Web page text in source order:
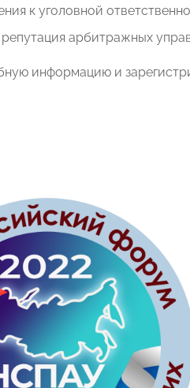
к уголовной
арбитражных
информацию и